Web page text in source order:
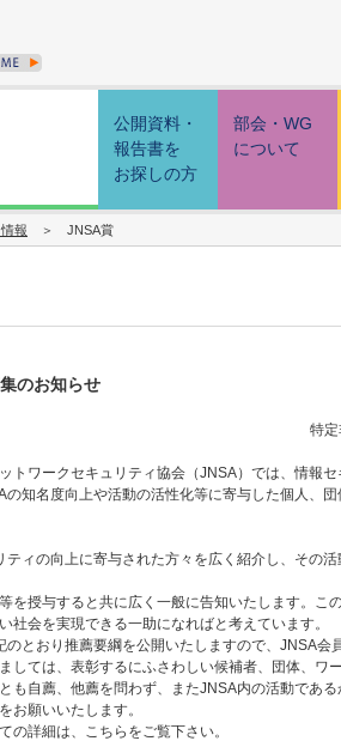
公開資料・
報告書を
お探しの方
部会・WG
について
報 ＞ JNSA賞
のお知らせ
特
トワークセキュリティ協会（JNSA）では、情報
知名度向上や活動の活性化等に寄与した個人、
ィの向上に寄与された方々を広く紹介し、その
を授与すると共に広く一般に告知いたします。こ
社会を実現できる一助になればと考えています。
とおり推薦要綱を公開いたしますので、JNSA会
しては、表彰するにふさわしい候補者、団体、ワ
も自薦、他薦を問わず、またJNSA内の活動であ
お願いいたします。
の詳細は、 こちら をご覧下さい。